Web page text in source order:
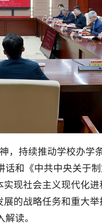
，持续推动学校办学
和《中共中央关于
现社会主义现代化
的战略任务和重大
读。